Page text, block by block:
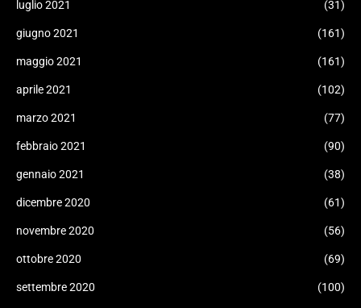
luglio 2021 (31)
giugno 2021 (161)
maggio 2021 (161)
aprile 2021 (102)
marzo 2021 (77)
febbraio 2021 (90)
gennaio 2021 (38)
dicembre 2020 (61)
novembre 2020 (56)
ottobre 2020 (69)
settembre 2020 (100)